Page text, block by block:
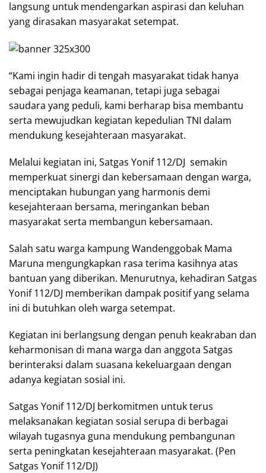
langsung untuk mendengarkan aspirasi dan keluhan
yang dirasakan masyarakat setempat.
“Kami ingin hadir di tengah masyarakat tidak hanya
sebagai penjaga keamanan, tetapi juga sebagai
saudara yang peduli, kami berharap bisa membantu
serta mewujudkan kegiatan kepedulian TNI dalam
mendukung kesejahteraan masyarakat.
Melalui kegiatan ini, Satgas Yonif 112/DJ semakin
memperkuat sinergi dan kebersamaan dengan warga,
menciptakan hubungan yang harmonis demi
kesejahteraan bersama, meringankan beban
masyarakat serta membangun kebersamaan.
Salah satu warga kampung Wandenggobak Mama
Maruna mengungkapkan rasa terima kasihnya atas
bantuan yang diberikan. Menurutnya, kehadiran Satgas
Yonif 112/DJ memberikan dampak positif yang selama
ini di butuhkan oleh warga setempat.
Kegiatan ini berlangsung dengan penuh keakraban dan
keharmonisan di mana warga dan anggota Satgas
berinteraksi dalam suasana kekeluargaan dengan
adanya kegiatan sosial ini.
Satgas Yonif 112/DJ berkomitmen untuk terus
melaksanakan kegiatan sosial serupa di berbagai
wilayah tugasnya guna mendukung pembangunan
serta peningkatan kesejahteraan masyarakat. (Pen
Satgas Yonif 112/DJ)